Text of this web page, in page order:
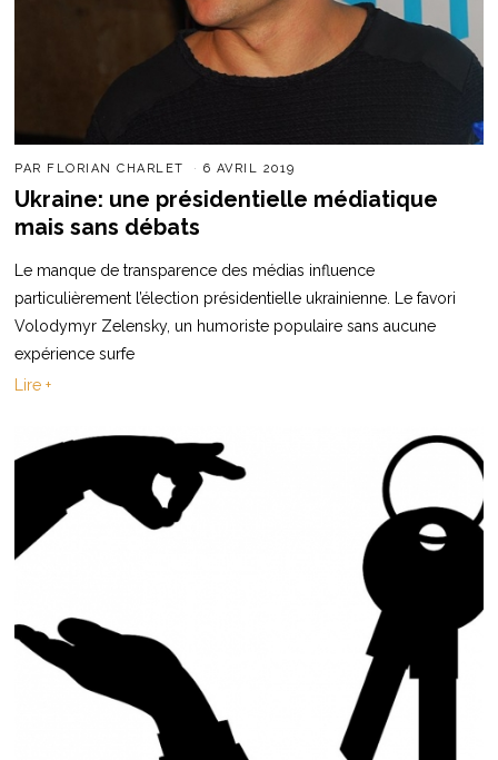
PAR FLORIAN CHARLET 6 AVRIL 2019
Ukraine: une présidentielle médiatique
mais sans débats
Le manque de transparence des médias influence
particulièrement l’élection présidentielle ukrainienne. Le favori
Volodymyr Zelensky, un humoriste populaire sans aucune
expérience surfe
Lire +